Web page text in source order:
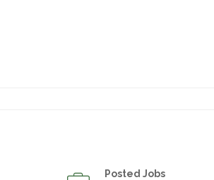
Posted Jobs